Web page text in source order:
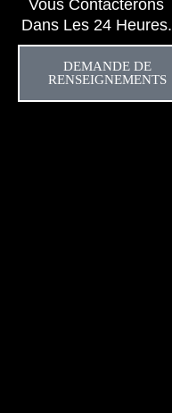
Vous Contacterons
Dans Les 24 Heures.
DEMANDE DE
RENSEIGNEMENTS